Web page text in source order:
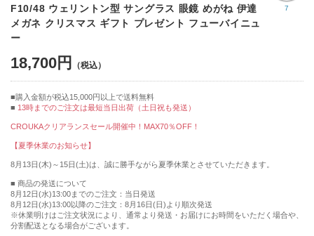
7
F10/48 ウェリントン型 サングラス 眼鏡 めがね 伊達
メガネ クリスマス ギフト プレゼント フューバイニュ
ー
18,700円
購入金額が税込15,000円以上で送料無料
13時までのご注文は最短当日出荷（土日祝も発送）
CROUKAクリアランスセール開催中！MAX70％OFF！
【夏季休業のお知らせ】
8月13日(木)～15日(土)は、誠に勝手ながら夏季休業とさせていただきます。
■ 商品の発送について
8月12日(水)13:00までのご注文：当日発送
8月12日(水)13:00以降のご注文：8月16日(日)より順次発送
※休業明けはご注文状況により、通常より発送・お届けにお時間をいただく場合や、
分割配送となる場合がございます。